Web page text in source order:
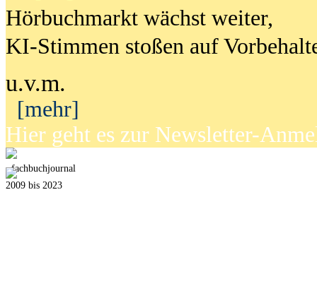
Hörbuchmarkt wächst weiter,
KI-Stimmen stoßen auf
u.v.m.
[mehr]
Hier geht es zur Newsletter-
fachbuchjournal
2009 bis 2023